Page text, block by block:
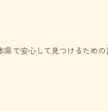
県で安心して見つけるため